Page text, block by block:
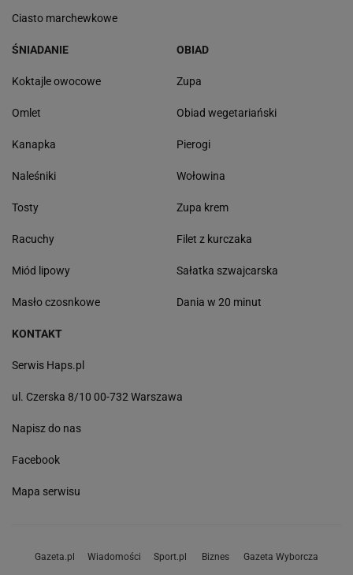
Ciasto marchewkowe
ŚNIADANIE
Koktajle owocowe
Omlet
Kanapka
Naleśniki
Tosty
Racuchy
Miód lipowy
Masło czosnkowe
OBIAD
Zupa
Obiad wegetariański
Pierogi
Wołowina
Zupa krem
Filet z kurczaka
Sałatka szwajcarska
Dania w 20 minut
KONTAKT
Serwis Haps.pl
ul. Czerska 8/10 00-732 Warszawa
Napisz do nas
Facebook
Mapa serwisu
Gazeta.pl Wiadomości Sport.pl Biznes Gazeta Wyborcza